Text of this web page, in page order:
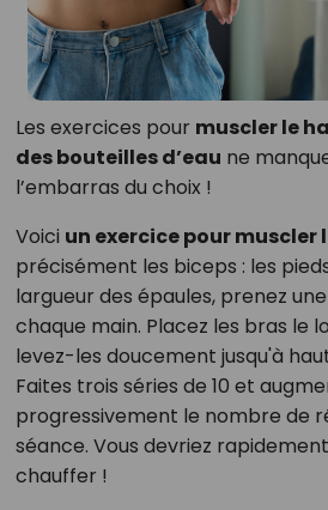
Les exercices pour muscler le
des bouteilles d’eau ne
l’embarras du choix !
Voici un exercice pour muscler
précisément les biceps : les
largueur des épaules, prenez
chaque main. Placez les bras le
levez-les doucement jusqu'à
Faites trois séries de 10 et
progressivement le nombre de
séance. Vous devriez
chauffer !